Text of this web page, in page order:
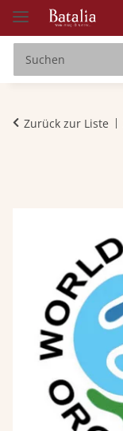
Zurück zur Liste